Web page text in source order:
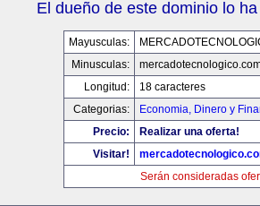
El dueño de este dominio lo
Mayusculas:
Minusculas:
Longitud:
18 caracteres
Categorias:
Economia, Dinero y
Precio:
Realizar una oferta!
Visitar!
Serán consideradas